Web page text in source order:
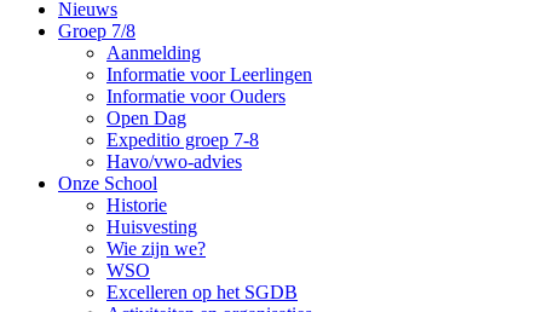
Nieuws
Groep 7/8
Aanmelding
Informatie voor Leerlingen
Informatie voor Ouders
Open Dag
Expeditio groep 7-8
Havo/vwo-advies
Onze School
Historie
Huisvesting
Wie zijn we?
WSO
Excelleren op het SGDB